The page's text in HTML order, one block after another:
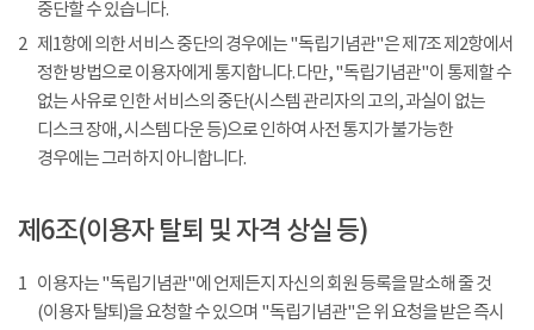
중단할 수 있습니다.
2 제1항에 의한 서비스 중단의 경우에는 "독립기념관"은 제7조 제2항에서
정한 방법으로 이용자에게 통지합니다. 다만, "독립기념관"이 통제할 수
없는 사유로 인한 서비스의 중단(시스템 관리자의 고의, 과실이 없는
디스크 장애, 시스템 다운 등)으로 인하여 사전 통지가 불가능한
경우에는 그러하지 아니합니다.
제6조(이용자 탈퇴 및 자격 상실 등)
1 이용자는 "독립기념관"에 언제든지 자신의 회원 등록을 말소해 줄 것
(이용자 탈퇴)을 요청할 수 있으며 "독립기념관"은 위 요청을 받은 즉시